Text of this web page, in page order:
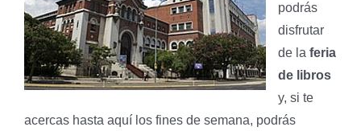
podrás
disfrutar
de la feria
de libros
y, si te
acercas hasta aquí los fines de semana, podrás